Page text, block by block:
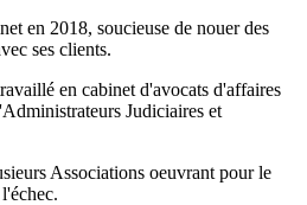
en 2018, soucieuse de nouer des
ses clients.
en cabinet d'avocats d'affaires
Judiciaires et
Associations oeuvrant pour le